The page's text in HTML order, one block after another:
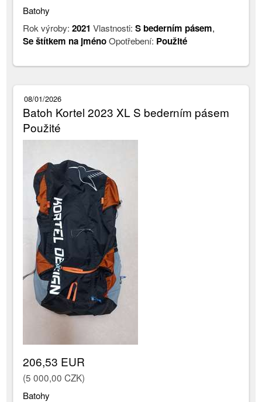
Batohy
Rok výroby:2021 Vlastnosti:S bederním pásem,
Se štítkem na jménoOpotřebení: Použité
08/01/2026
Batoh Kortel 2023 XL S bederním pásem
Použité
206,53 EUR
(5 000,00 CZK)
Batohy